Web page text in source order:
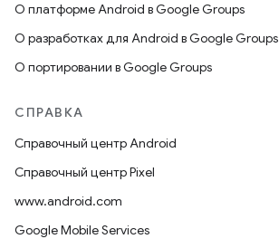
О платформе Android в Google Groups
О разработках для Android в Google Groups
О портировании в Google Groups
СПРАВКА
Справочный центр Android
Справочный центр Pixel
www.android.com
Google Mobile Services